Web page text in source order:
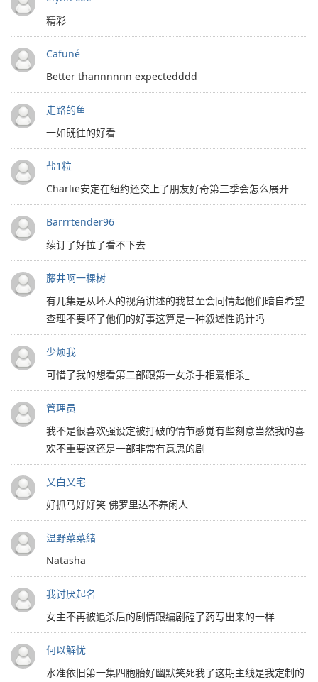
精彩
Cafuné
Better thannnnnn expectedddd
走路的鱼
一如既往的好看
盐1粒
Charlie安定在纽约还交上了朋友好奇第三季会怎么展开
Barrrtender96
续订了好拉了看不下去
藤井啊一棵树
有几集是从坏人的视角讲述的我甚至会同情起他们暗自希望
查理不要坏了他们的好事这算是一种叙述性诡计吗
少烦我
可惜了我的想看第二部跟第一女杀手相爱相杀_
管理员
我不是很喜欢强设定被打破的情节感觉有些刻意当然我的喜
欢不重要这还是一部非常有意思的剧
又白又宅
好抓马好好笑 佛罗里达不养闲人
温野菜菜緒
Natasha
我讨厌起名
女主不再被追杀后的剧情跟编剧磕了药写出来的一样
何以解忧
水准依旧第一集四胞胎好幽默笑死我了这期主线是我定制的